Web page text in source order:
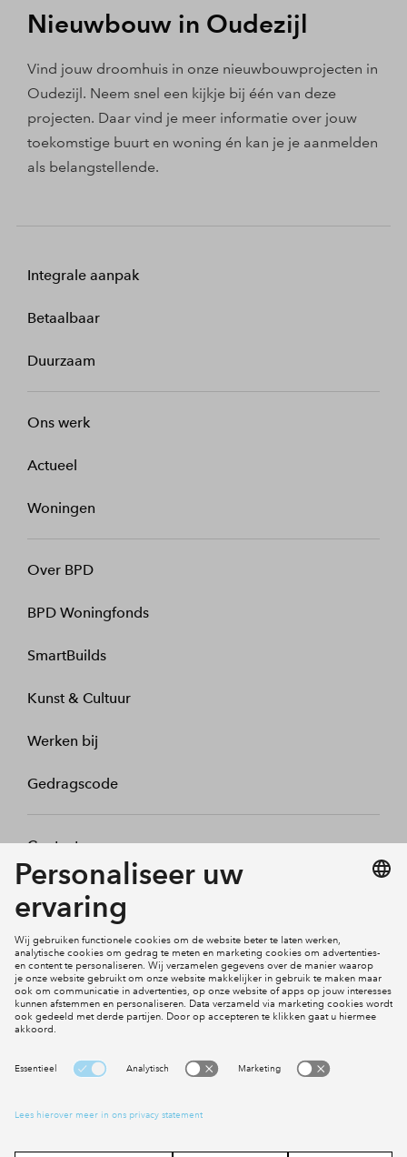
Nieuwbouw in Oudezijl
Vind jouw droomhuis in onze nieuwbouwprojecten in
Oudezijl. Neem snel een kijkje bij één van deze
projecten. Daar vind je meer informatie over jouw
toekomstige buurt en woning én kan je je aanmelden
als belangstellende.
Integrale aanpak
Betaalbaar
Duurzaam
Ons werk
Actueel
Woningen
Over BPD
BPD Woningfonds
SmartBuilds
Kunst & Cultuur
Werken bij
Gedragscode
Contact
Mijn profiel
Social Media
Cookies